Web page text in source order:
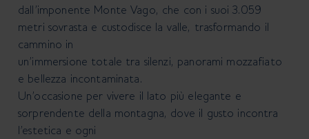
dall’imponente Monte Vago, che con i suoi 3.059
metri sovrasta e custodisce la valle, trasformando il
cammino in
un’immersione totale tra silenzi, panorami mozzafiato
e bellezza incontaminata.
Un’occasione per vivere il lato più elegante e
sorprendente della montagna, dove il gusto incontra
l’estetica e ogni